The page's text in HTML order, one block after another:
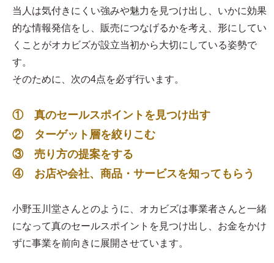
当人は気付きにくい強みや魅力を見つけ出し、いかに効果
的な情報発信をし、販売につなげるかを考え、形にしてい
くことがオカビズが設立当初から大切にしている姿勢で
す。
そのために、次の4点を必ず行います。
① 真のセールスポイントを見つけ出す
② ターゲット層を絞りこむ
③ 売り方の提案をする
④ お店や会社、商品・サービスを知ってもらう
小野玉川堂さんとのように、オカビズは事業者さんと一緒
になって真のセールスポイントを見つけ出し、お金をかけ
ずに事業を前向きに展開させています。